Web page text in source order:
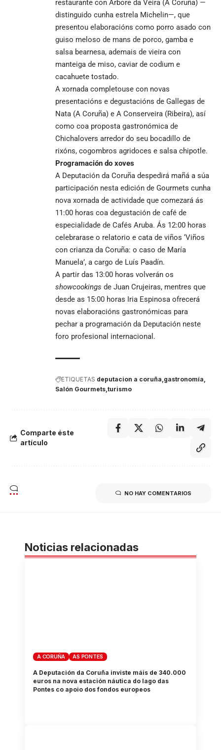
restaurante con Árbore da Veira (A Coruña) —
distinguido cunha estrela Michelin—, que
presentou elaboracións como porro asado con
guiso meloso de mans de porco, gamba e
salsa bearnesa, ademais de vieira con
manteiga de miso, caviar de codium e
cacahuete tostado.
A xornada completouse con novas
presentacións e degustacións de Gallegas de
Nata (A Coruña) e A Conserveira (Ribeira), así
como coa proposta gastronómica de
Chichalovers arredor do seu bocadillo de
rixóns, cogombros agridoces e salsa chipotle.
Programación do xoves
A Deputación da Coruña despedirá mañá a súa
participación nesta edición de Gourmets cunha
nova xornada de actividade que comezará ás
11:00 horas coa degustación de café de
especialidade de Cafés Aruba. Ás 12:00 horas
celebrarase o relatorio e cata de viños ‘Viños
con crianza da Coruña: o caso de María
Manuela’, a cargo de Luís Paadín.
A partir das 13:00 horas volverán os
showcookings de Juan Crujeiras, mentres que
desde as 15:00 horas Iria Espinosa ofrecerá
novas elaboracións gastronómicas para
pechar a programación da Deputación neste
foro profesional internacional.
ETIQUETAS deputacion a coruña gastronomía
Salón Gourmets turismo
Comparte éste
artículo
NO HAY COMENTARIOS
Noticias relacionadas
A CORUÑA AS PONTES
A Deputación da Coruña inviste máis de 340.000
euros na nova estación náutica do lago das
Pontes co apoio dos fondos europeos